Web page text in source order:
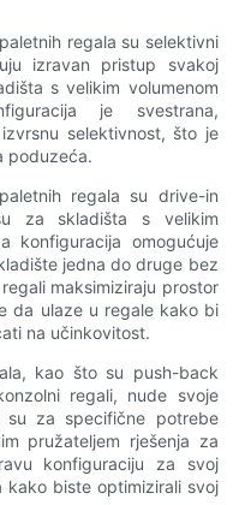
regala su selektivni
izravan pristup svakoj
s velikim volumenom
je svestrana,
selektivnost, što je
poduzeća.
regala su drive-in
za skladišta s velikim
konfiguracija omogućuje
jedna do druge bez
maksimiziraju prostor
da ulaze u regale kako bi
na učinkovitost.
kao što su push-back
regali, nude svoje
su za specifične potrebe
pružateljem rješenja za
konfiguraciju za svoj
kako biste optimizirali svoj